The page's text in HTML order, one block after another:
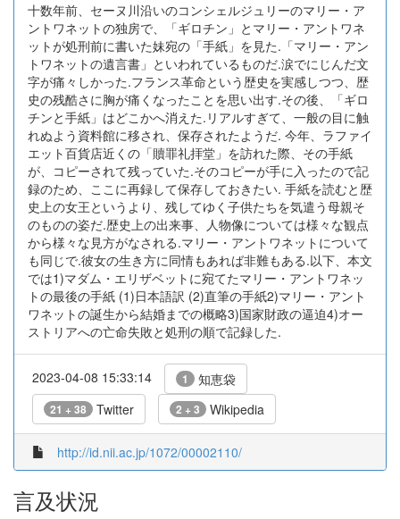
十数年前、セーヌ川沿いのコンシェルジュリーのマリー・ア
ントワネットの独房で、「ギロチン」とマリー・アントワネ
ットが処刑前に書いた妹宛の「手紙」を見た.「マリー・アン
トワネットの遺言書」といわれているものだ.涙でにじんだ文
字が痛々しかった.フランス革命という歴史を実感しつつ、歴
史の残酷さに胸が痛くなったことを思い出す.その後、「ギロ
チンと手紙」はどこかへ消えた.リアルすぎて、一般の目に触
れぬよう資料館に移され、保存されたようだ. 今年、ラファイ
エット百貨店近くの「贖罪礼拝堂」を訪れた際、その手紙
が、コピーされて残っていた.そのコピーが手に入ったので記
録のため、ここに再録して保存しておきたい. 手紙を読むと歴
史上の女王というより、残してゆく子供たちを気遣う母親そ
のものの姿だ.歴史上の出来事、人物像については様々な観点
から様々な見方がなされる.マリー・アントワネットについて
も同じで.彼女の生き方に同情もあれば非難もある.以下、本文
では1)マダム・エリザベットに宛てたマリー・アントワネッ
トの最後の手紙 (1)日本語訳 (2)直筆の手紙2)マリー・アント
ワネットの誕生から結婚までの概略3)国家財政の逼迫4)オー
ストリアへの亡命失敗と処刑の順で記録した.
2023-04-08 15:33:14 1 知恵袋
21 + 38 Twitter 2 + 3 Wikipedia
http://id.nii.ac.jp/1072/00002110/
言及状況